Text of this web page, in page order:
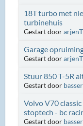
18T turbo met
turbinehuis
Gestart door
Garage
Gestart door
Stuur 850 T-5R
Gestart door
Volvo V70
stoptech - bc
Gestart door